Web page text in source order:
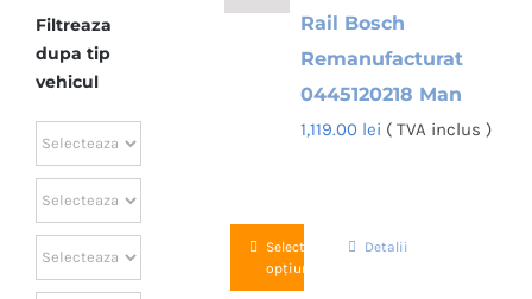
Rail Bosch
Remanufacturat
0445120218 Man
1,119.00 lei ( TVA inclus )
Selectează
opțiunile
Acest
produs
Detalii
Filtreaza
dupa tip
vehicul